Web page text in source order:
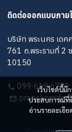
เว็บไซต์นี้มี
ประสบการณ์ที่
อ่านรายละเอีย
ติดต่อออกแบบภาย
บริษัท พระนคร เดค
761 ถ.พระรามที่ 2
10150
099 619 6789